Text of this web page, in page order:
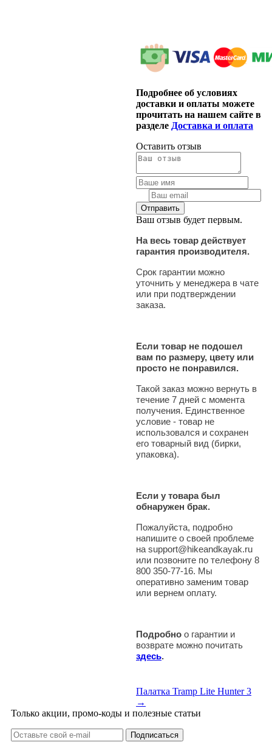
Подробнее об условиях
доставки и оплаты можете
прочитать на нашем сайте в
разделе Доставка и оплата
Оставить отзыв
Ваш отзыв будет первым.
На весь товар действует
гарантия производителя.
Срок гарантии можно
уточнить у менеджера в чате
или при подтверждении
заказа.
Если товар не подошел
вам по размеру, цвету или
просто не понравился.
Такой заказ можно вернуть в
течение 7 дней с момента
получения. Единственное
условие - товар не
использовался и сохранен
его товарный вид (бирки,
упаковка).
Если у товара был
обнаружен брак.
Пожалуйста, подробно
напишите о своей проблеме
на support@hikeandkayak.ru
или позвоните по телефону 8
800 350-77-16. Мы
оперативно заменим товар
или вернем оплату.
Подробно о гарантии и
возврате можно почитать
здесь.
Палатка Tramp Lite Hunter 3
→
Только акции, промо-коды и полезные статьи